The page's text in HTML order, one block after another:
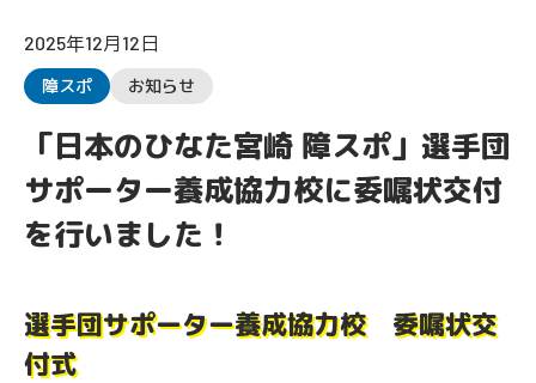
2025年12月12日
障スポ
お知らせ
「日本のひなた宮崎 障スポ」選手団
サポーター養成協力校に委嘱状交付
を行いました！
選手団サポーター養成協力校 委嘱状交
付式